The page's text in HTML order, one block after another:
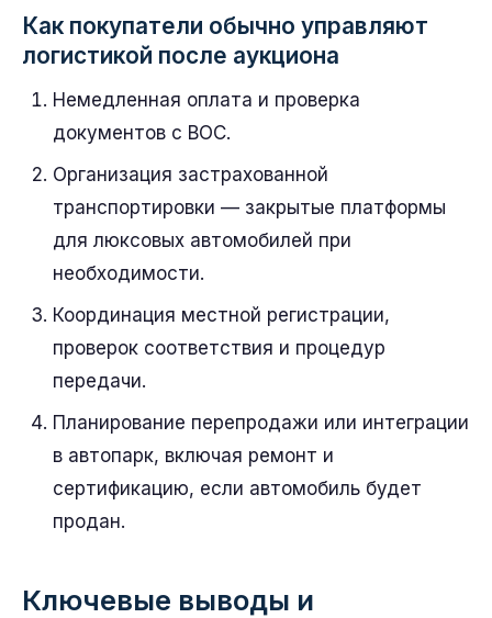
Как покупатели обычно управляют
логистикой после аукциона
Немедленная оплата и проверка
документов с BOC.
Организация застрахованной
транспортировки — закрытые платформы
для люксовых автомобилей при
необходимости.
Координация местной регистрации,
проверок соответствия и процедур
передачи.
Планирование перепродажи или интеграции
в автопарк, включая ремонт и
сертификацию, если автомобиль будет
продан.
Ключевые выводы и